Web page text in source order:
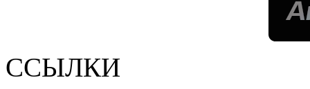
ССЫЛКИ